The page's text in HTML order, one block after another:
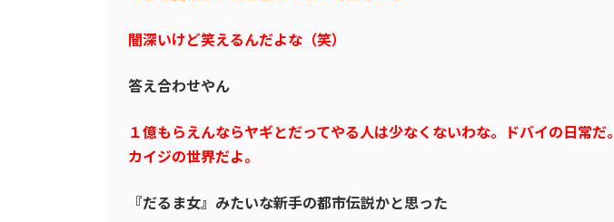
闇深いけど笑えるんだよな（笑）
答え合わせやん
１億もらえんならヤギとだってやる人は少なくないわな。ドバイの日常だ。
カイジの世界だよ。
『だるま女』みたいな新手の都市伝説かと思った